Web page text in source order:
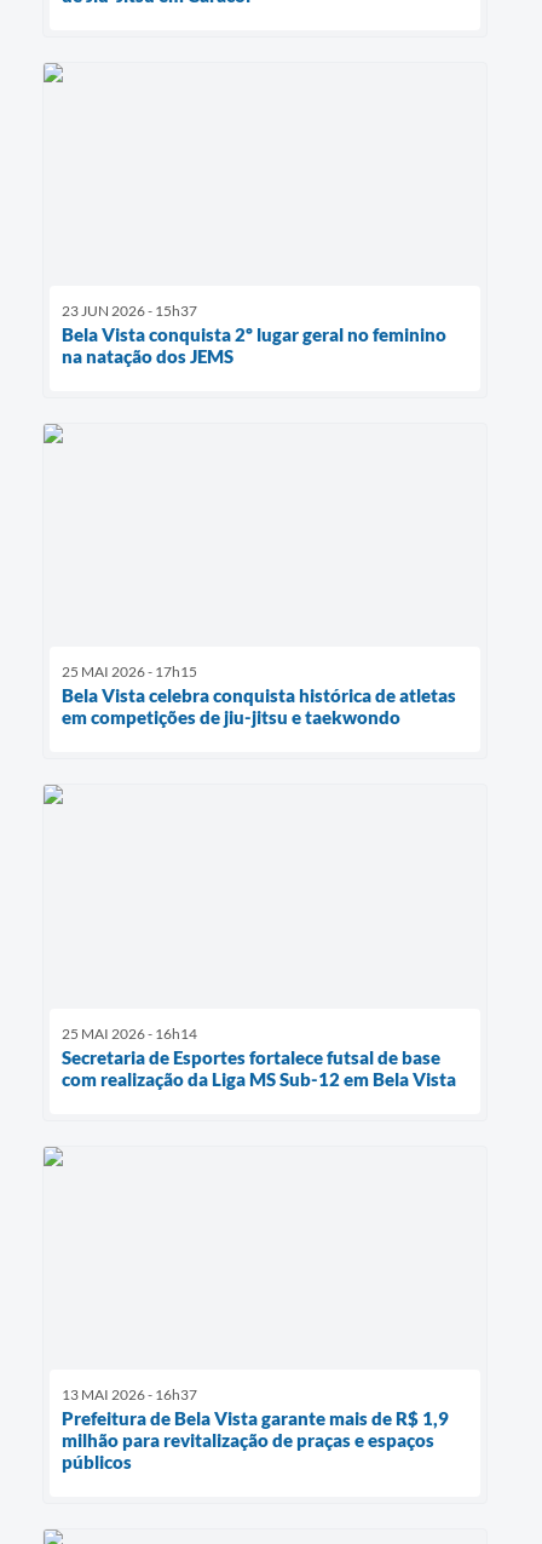
23 JUN 2026 - 15h37
Bela Vista conquista 2º lugar geral no feminino
na natação dos JEMS
25 MAI 2026 - 17h15
Bela Vista celebra conquista histórica de atletas
em competições de jiu-jitsu e taekwondo
25 MAI 2026 - 16h14
Secretaria de Esportes fortalece futsal de base
com realização da Liga MS Sub-12 em Bela Vista
13 MAI 2026 - 16h37
Prefeitura de Bela Vista garante mais de R$ 1,9
milhão para revitalização de praças e espaços
públicos